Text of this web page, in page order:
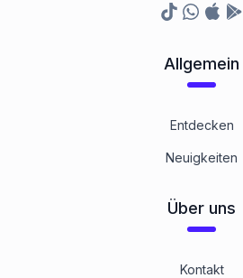
TikTokWhatsapp
Allgemein
Entdecken
Neuigkeiten
Über uns
Kontakt